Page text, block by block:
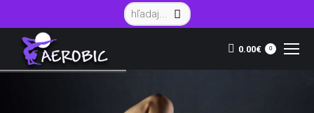
Vyhľadávanie:
0.00€ 0